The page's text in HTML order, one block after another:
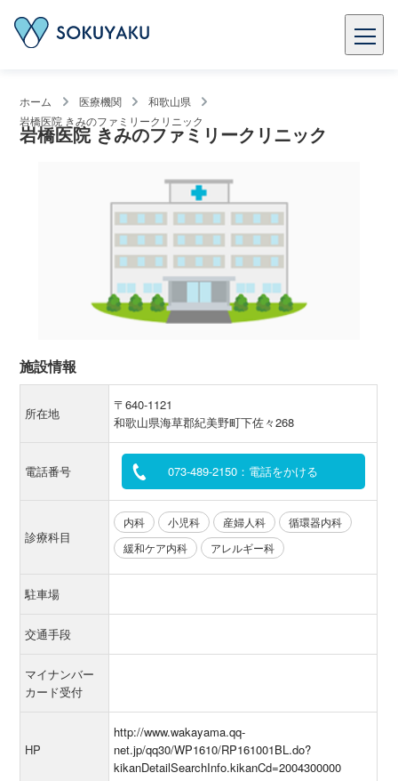
ホーム 医療機関
和歌山県
岩橋医院 きみのファミリークリニック
岩橋医院 きみのファミリークリニック
施設情報
所在地
〒640-1121
和歌山県海草郡紀美野町下佐々268
電話番号 073-489-2150：電話をかける
診療科目
内科 小児科 産婦人科
循環器内科
緩和ケア内科
アレルギー科
駐車場
交通手段
マイナンバー
カード受付
HP
http://www.wakayama.qq-
net.jp/qq30/WP1610/RP161001BL.do?
kikanDetailSearchInfo.kikanCd=2004300000